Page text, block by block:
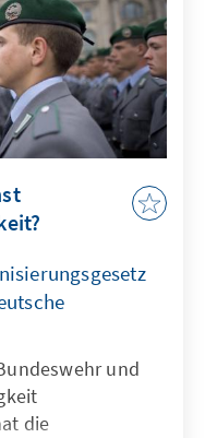
und
die